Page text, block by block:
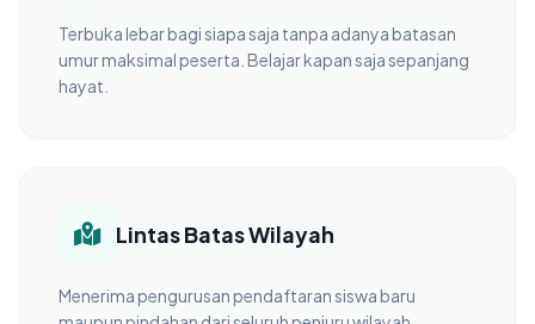
Terbuka lebar bagi siapa saja tanpa adanya batasan
umur maksimal peserta. Belajar kapan saja sepanjang
hayat.
Lintas Batas Wilayah
Menerima pengurusan pendaftaran siswa baru